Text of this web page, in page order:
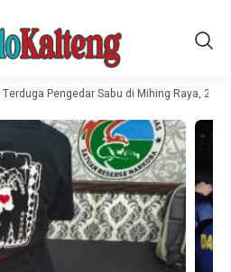
Pengedar Sabu di Mihing Raya, 27